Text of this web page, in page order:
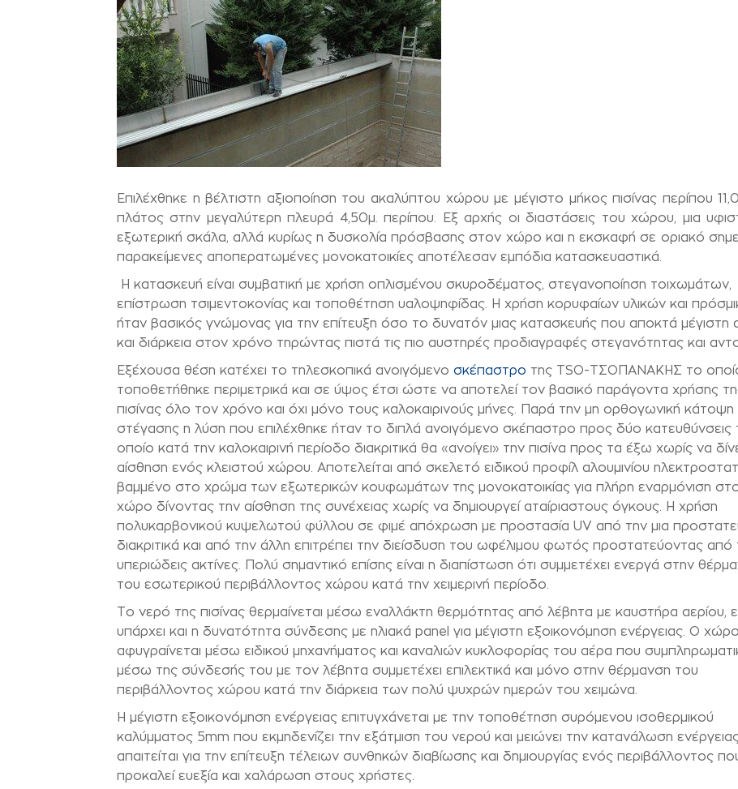
Επιλέχθηκε η βέλτιστη αξιοποίηση του ακαλύπτου χώρου με μέγιστο μήκος πισίνας περίπου
πλάτος στην μεγαλύτερη πλευρά 4,50μ. περίπου. Εξ αρχής οι διαστάσεις του χώρου, μια
εξωτερική σκάλα, αλλά κυρίως η δυσκολία πρόσβασης στον χώρο και η εκσκαφή σε οριακό
παρακείμενες αποπερατωμένες μονοκατοικίες αποτέλεσαν εμπόδια κατασκευαστικά.
Η κατασκευή είναι συμβατική με χρήση οπλισμένου σκυροδέματος, στεγανοποίηση τοιχωμάτων,
επίστρωση τσιμεντοκονίας και τοποθέτηση υαλοψηφίδας. Η χρήση κορυφαίων υλικών και
ήταν βασικός γνώμονας για την επίτευξη όσο το δυνατόν μιας κατασκευής που αποκτά μέγιστη
και διάρκεια στον χρόνο τηρώντας πιστά τις πιο αυστηρές προδιαγραφές στεγανότητας και
Εξέχουσα θέση κατέχει το τηλεσκοπικά ανοιγόμενο σκέπαστρο της ΤSO-ΤΣΟΠΑΝΑΚΗΣ το
τοποθετήθηκε περιμετρικά και σε ύψος έτσι ώστε να αποτελεί τον βασικό παράγοντα χρήσης
πισίνας όλο τον χρόνο και όχι μόνο τους καλοκαιρινούς μήνες. Παρά την μη ορθογωνική κάτοψη
στέγασης η λύση που επιλέχθηκε ήταν το διπλά ανοιγόμενο σκέπαστρο προς δύο κατευθύνσεις
οποίο κατά την καλοκαιρινή περίοδο διακριτικά θα «ανοίγει» την πισίνα προς τα έξω χωρίς να
αίσθηση ενός κλειστού χώρου. Αποτελείται από σκελετό ειδικού προφίλ αλουμινίου
βαμμένο στο χρώμα των εξωτερικών κουφωμάτων της μονοκατοικίας για πλήρη εναρμόνιση
χώρο δίνοντας την αίσθηση της συνέχειας χωρίς να δημιουργεί αταίριαστους όγκους. Η χρήση
πολυκαρβονικού κυψελωτού φύλλου σε φιμέ απόχρωση με προστασία UV από την μια
διακριτικά και από την άλλη επιτρέπει την διείσδυση του ωφέλιμου φωτός προστατεύοντας από
υπεριώδεις ακτίνες. Πολύ σημαντικό επίσης είναι η διαπίστωση ότι συμμετέχει ενεργά στην
του εσωτερικού περιβάλλοντος χώρου κατά την χειμερινή περίοδο.
Το νερό της πισίνας θερμαίνεται μέσω εναλλάκτη θερμότητας από λέβητα με καυστήρα αερίου,
υπάρχει και η δυνατότητα σύνδεσης με ηλιακά panel για μέγιστη εξοικονόμηση ενέργειας. Ο
αφυγραίνεται μέσω ειδικού μηχανήματος και καναλιών κυκλοφορίας του αέρα που
μέσω της σύνδεσής του με τον λέβητα συμμετέχει επιλεκτικά και μόνο στην θέρμανση του
περιβάλλοντος χώρου κατά την διάρκεια των πολύ ψυχρών ημερών του χειμώνα.
Η μέγιστη εξοικονόμηση ενέργειας επιτυγχάνεται με την τοποθέτηση συρόμενου ισοθερμικού
καλύμματος 5mm που εκμηδενίζει την εξάτμιση του νερού και μειώνει την κατανάλωση
απαιτείται για την επίτευξη τέλειων συνθηκών διαβίωσης και δημιουργίας ενός περιβάλλοντος
προκαλεί ευεξία και χαλάρωση στους χρήστες.